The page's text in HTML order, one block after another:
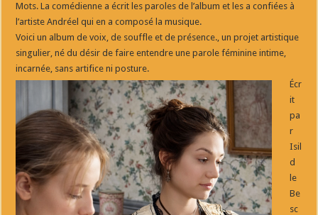
Mots. La comédienne a écrit les paroles de l’album et les a confiées à
l’artiste Andréel qui en a composé la musique.
Voici un album de voix, de souffle et de présence., un projet artistique
singulier, né du désir de faire entendre une parole féminine intime,
incarnée, sans artifice ni posture.
Écr
it
pa
r
Isil
d
le
Be
sc